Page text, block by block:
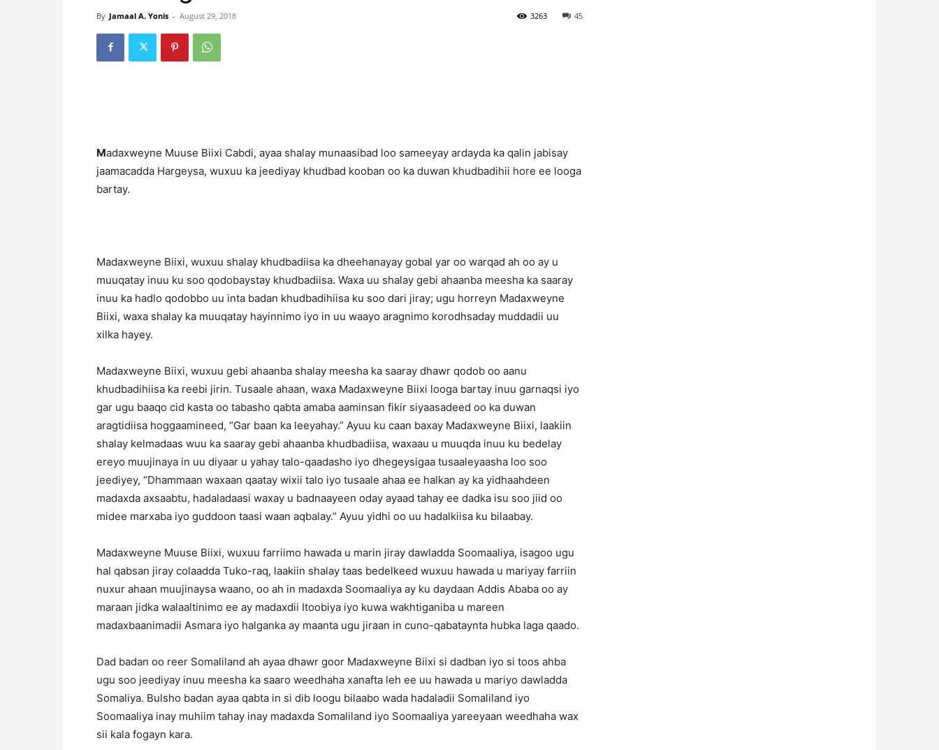
By Jamaal A. Yonis - August 29, 2018 45
3263
Madaxweyne Muuse Biixi Cabdi, ayaa shalay munaasibad loo sameeyay ardayda ka qalin jabisay
jaamacadda Hargeysa, wuxuu ka jeediyay khudbad kooban oo ka duwan khudbadihii hore ee looga
bartay.
Madaxweyne Biixi, wuxuu shalay khudbadiisa ka dheehanayay gobal yar oo warqad ah oo ay u
muuqatay inuu ku soo qodobaystay khudbadiisa. Waxa uu shalay gebi ahaanba meesha ka saaray
inuu ka hadlo qodobbo uu inta badan khudbadihiisa ku soo dari jiray; ugu horreyn Madaxweyne
Biixi, waxa shalay ka muuqatay hayinnimo iyo in uu waayo aragnimo korodhsaday muddadii uu
xilka hayey.
Madaxweyne Biixi, wuxuu gebi ahaanba shalay meesha ka saaray dhawr qodob oo aanu
khudbadihiisa ka reebi jirin. Tusaale ahaan, waxa Madaxweyne Biixi looga bartay inuu garnaqsi iyo
gar ugu baaqo cid kasta oo tabasho qabta amaba aaminsan fikir siyaasadeed oo ka duwan
aragtidiisa hoggaamineed, “Gar baan ka leeyahay.” Ayuu ku caan baxay Madaxweyne Biixi, laakiin
shalay kelmadaas wuu ka saaray gebi ahaanba khudbadiisa, waxaau u muuqda inuu ku bedelay
ereyo muujinaya in uu diyaar u yahay talo-qaadasho iyo dhegeysigaa tusaaleyaasha loo soo
jeediyey, “Dhammaan waxaan qaatay wixii talo iyo tusaale ahaa ee halkan ay ka yidhaahdeen
madaxda axsaabtu, hadaladaasi waxay u badnaayeen oday ayaad tahay ee dadka isu soo jiid oo
midee marxaba iyo guddoon taasi waan aqbalay.” Ayuu yidhi oo uu hadalkiisa ku bilaabay.
Madaxweyne Muuse Biixi, wuxuu farriimo hawada u marin jiray dawladda Soomaaliya, isagoo ugu
hal qabsan jiray colaadda Tuko-raq, laakiin shalay taas bedelkeed wuxuu hawada u mariyay farriin
nuxur ahaan muujinaysa waano, oo ah in madaxda Soomaaliya ay ku daydaan Addis Ababa oo ay
maraan jidka walaaltinimo ee ay madaxdii Itoobiya iyo kuwa wakhtiganiba u mareen
madaxbaanimadii Asmara iyo halganka ay maanta ugu jiraan in cuno-qabataynta hubka laga qaado.
Dad badan oo reer Somaliland ah ayaa dhawr goor Madaxweyne Biixi si dadban iyo si toos ahba
ugu soo jeediyay inuu meesha ka saaro weedhaha xanafta leh ee uu hawada u mariyo dawladda
Somaliya. Bulsho badan ayaa qabta in si dib loogu bilaabo wada hadaladii Somaliland iyo
Soomaaliya inay muhiim tahay inay madaxda Somaliland iyo Soomaaliya yareeyaan weedhaha wax
sii kala fogayn kara.